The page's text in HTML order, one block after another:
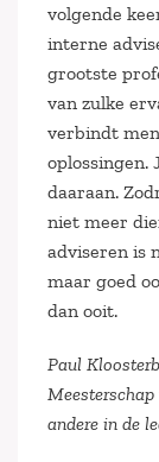
volgende
interne
grootste
van zulke
verbindt
oplossingen.
daaraan.
niet meer
adviseren is
maar goed
dan ooit.
Paul
andere in de